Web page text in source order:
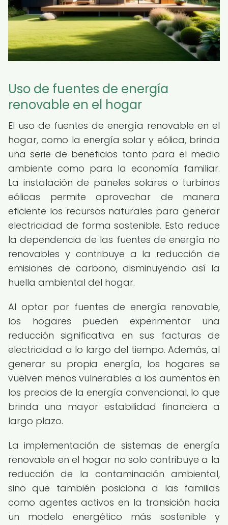
Uso de fuentes de energía
renovable en el hogar
El uso de fuentes de energía renovable en el
hogar, como la energía solar y eólica, brinda
una serie de beneficios tanto para el medio
ambiente como para la economía familiar.
La instalación de paneles solares o turbinas
eólicas permite aprovechar de manera
eficiente los recursos naturales para generar
electricidad de forma sostenible. Esto reduce
la dependencia de las fuentes de energía no
renovables y contribuye a la reducción de
emisiones de carbono, disminuyendo así la
huella ambiental del hogar.
Al optar por fuentes de energía renovable,
los hogares pueden experimentar una
reducción significativa en sus facturas de
electricidad a lo largo del tiempo. Además, al
generar su propia energía, los hogares se
vuelven menos vulnerables a los aumentos en
los precios de la energía convencional, lo que
brinda una mayor estabilidad financiera a
largo plazo.
La implementación de sistemas de energía
renovable en el hogar no solo contribuye a la
reducción de la contaminación ambiental,
sino que también posiciona a las familias
como agentes activos en la transición hacia
un modelo energético más sostenible y